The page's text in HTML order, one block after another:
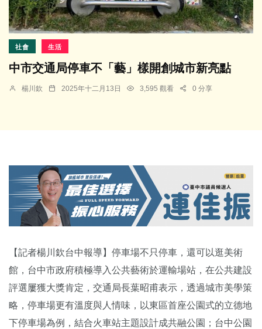
社會 生活
中市交通局停車不「藝」樣開創城市新亮點
楊川欽 2025年十二月13日 3,595 觀看 0 分享
【記者楊川欽台中報導】停車場不只停車，還可以逛美術
館，台中市政府積極導入公共藝術於運輸場站，在公共建設
評選屢獲大獎肯定，交通局長葉昭甫表示，透過城市美學策
略，停車場更有溫度與人情味，以東區首座公園式的立德地
下停車場為例，結合火車站主題設計成共融公園；台中公園